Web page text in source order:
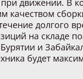
при движении. В
качеством
долгого
на складе
и
будет